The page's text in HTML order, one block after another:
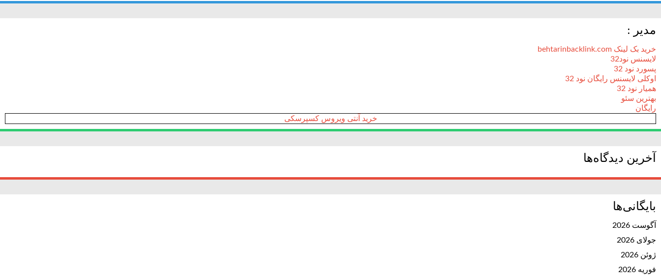
مدیر :
خرید بک لینک behtarinbacklink.com
لایسنس نود32
پسورد نود 32
اوکلی لایسنس رایگان نود 32
همیار نود 32
بهترین سئو
رایگان
خرید آنتی ویروس کسپرسکی
آخرین دیدگاه‌ها
بایگانی‌ها
آگوست 2026
جولای 2026
ژوئن 2026
فوریه 2026